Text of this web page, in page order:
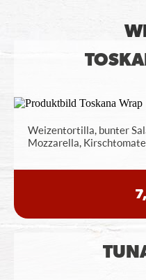
Weizentortilla, bunter
Mozzarella,